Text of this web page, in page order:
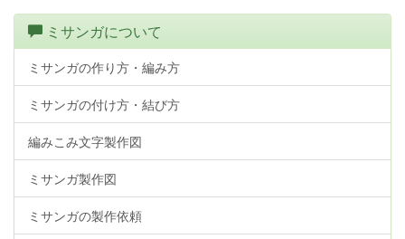
ミサンガについて
ミサンガの作り方・編み方
ミサンガの付け方・結び方
編みこみ文字製作図
ミサンガ製作図
ミサンガの製作依頼